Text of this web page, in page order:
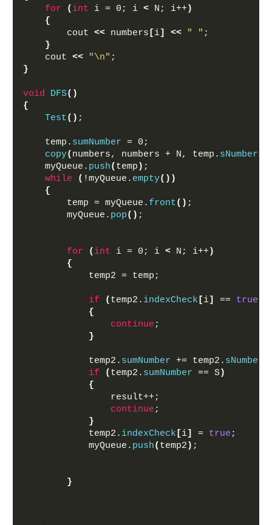
for
( int i = 0; i < N; i++)
{
        cout
<< numbers [i] << " " ;
}
    cout
<< "\n" ;
}
void DFS()
{
Test() ;
    temp.
sumNumber = 0;
copy( numbers, numbers + N, temp. sNumbers
    myQueue.
push( temp ) ;
while
( !myQueue. empty())
{
        temp = myQueue.
front() ;
        myQueue.
pop() ;
for ( int i = 0; i < N; i++)
{
            temp2 = temp;
if ( temp2. indexCheck [i] == true
{
continue;
}
            temp2.
sumNumber += temp2. sNumbers
if
( temp2. sumNumber == S)
{
                result++;
continue;
}
            temp2.
indexCheck [i] = true;
            myQueue.
push( temp2 ) ;
}